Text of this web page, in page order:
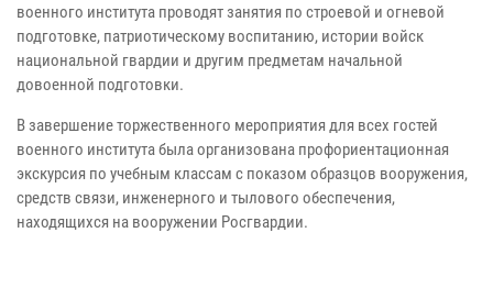
военного института проводят занятия по строевой и огневой
подготовке, патриотическому воспитанию, истории войск
национальной гвардии и другим предметам начальной
довоенной подготовки.
В завершение торжественного мероприятия для всех гостей
военного института была организована профориентационная
экскурсия по учебным классам с показом образцов вооружения,
средств связи, инженерного и тылового обеспечения,
находящихся на вооружении Росгвардии.